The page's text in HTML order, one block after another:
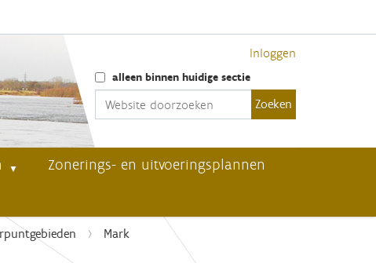
Zoekalleen binnen huidige sectie
Inloggen
Zonerings- en uitvoeringsplannen
Mark